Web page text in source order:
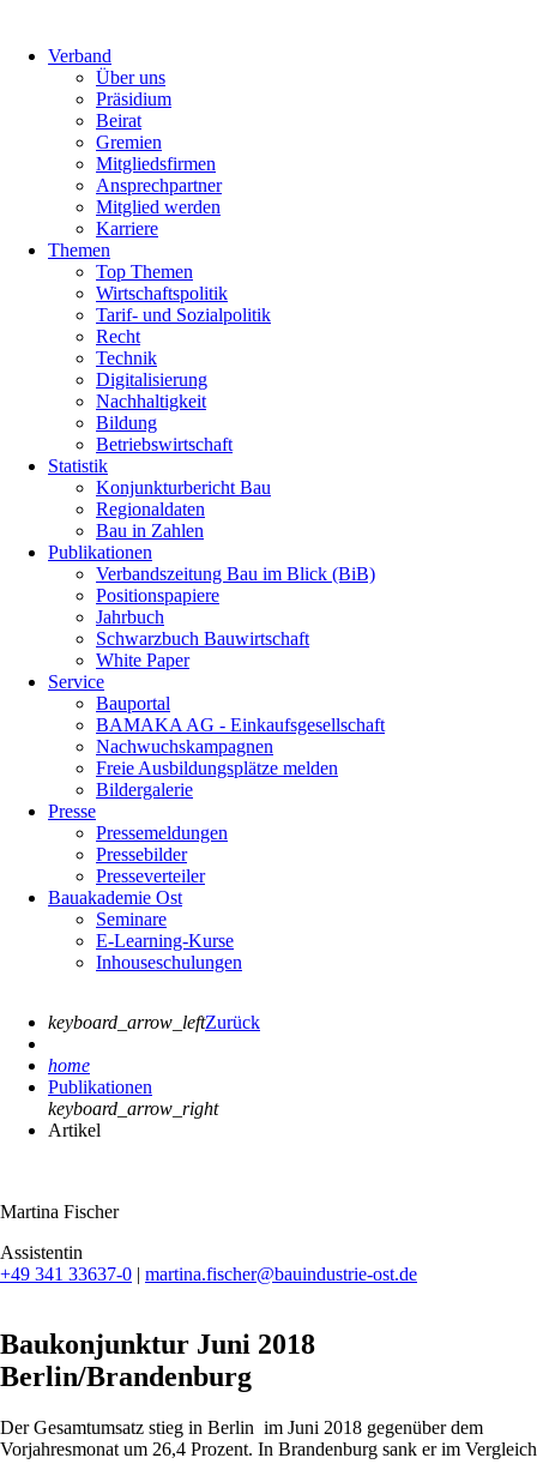
Verband
Über uns
Präsidium
Beirat
Gremien
Mitgliedsfirmen
Ansprechpartner
Mitglied werden
Karriere
Themen
Top Themen
Wirtschaftspolitik
Tarif- und Sozialpolitik
Recht
Technik
Digitalisierung
Nachhaltigkeit
Bildung
Betriebswirtschaft
Statistik
Konjunkturbericht Bau
Regionaldaten
Bau in Zahlen
Publikationen
Verbandszeitung Bau im Blick (BiB)
Positionspapiere
Jahrbuch
Schwarzbuch Bauwirtschaft
White Paper
Service
Bauportal
BAMAKA AG - Einkaufsgesellschaft
Nachwuchskampagnen
Freie Ausbildungsplätze melden
Bildergalerie
Presse
Pressemeldungen
Pressebilder
Presseverteiler
Bauakademie Ost
Seminare
E-Learning-Kurse
Inhouseschulungen
keyboard_arrow_leftZurück
home
Publikationen
keyboard_arrow_right
Artikel
Martina Fischer
Assistentin
+49 341 33637-0 | martina.fischer@bauindustrie-ost.de
Baukonjunktur Juni 2018
Berlin/Brandenburg
Der Gesamtumsatz stieg in Berlin im Juni 2018 gegenüber dem
Vorjahresmonat um 26,4 Prozent. In Brandenburg sank er im Vergleich